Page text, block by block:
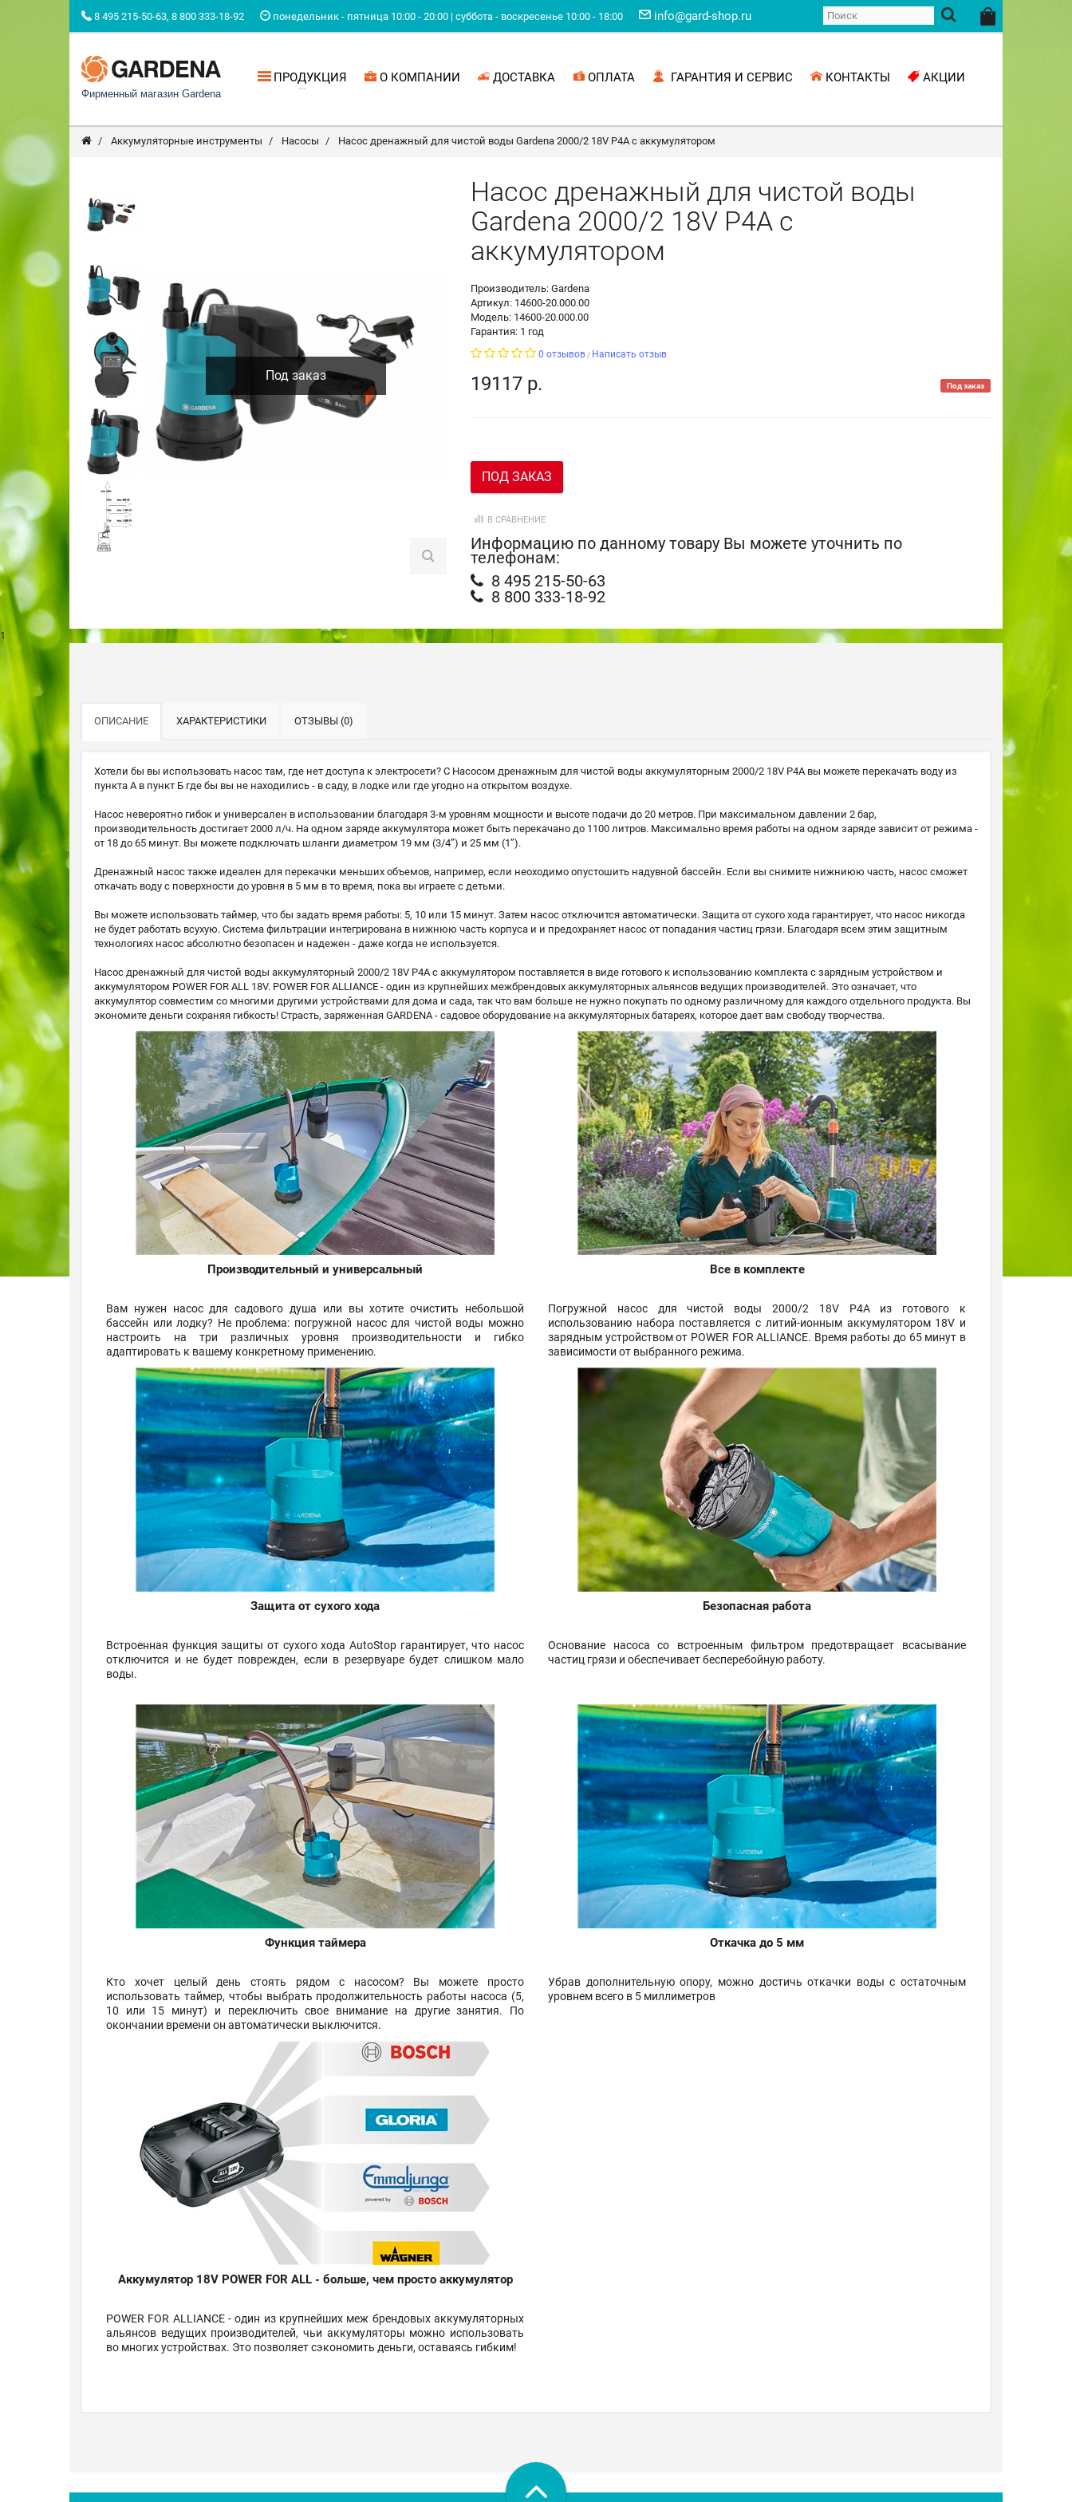
8 495 215-50-63, 8 800 333-18-92 понедельник - пятница 10:00 - 20:00 | суббота - воскресенье 10:00 - 18:00 info@gard-shop.ru
Фирменный магазин Gardena
ПРОДУКЦИЯ О КОМПАНИИ ДОСТАВКА ОПЛАТА ГАРАНТИЯ И СЕРВИС КОНТАКТЫ АКЦИИ
Аккумуляторные инструменты Насосы Насос дренажный для чистой воды Gardena 2000/2 18V P4A с аккумулятором
Под заказ
Насос дренажный для чистой воды
Gardena 2000/2 18V P4A с
аккумулятором
Производитель: Gardena
Артикул: 14600-20.000.00
Модель: 14600-20.000.00
Гарантия: 1 год
0 отзывов/ Написать отзыв
Под заказ
19117 р.
ПОД ЗАКАЗ
В СРАВНЕНИЕ
Информацию по данному товару Вы можете уточнить по
телефонам:
8 495 215-50-63
8 800 333-18-92
1
ОПИСАНИЕ ХАРАКТЕРИСТИКИ ОТЗЫВЫ (0)
Хотели бы вы использовать насос там, где нет доступа к электросети? С Насосом дренажным для чистой воды аккумуляторным 2000/2 18V P4A вы можете перекачать воду из
пункта А в пункт Б где бы вы не находились - в саду, в лодке или где угодно на открытом воздухе.
Насос невероятно гибок и универсален в использовании благодаря 3-м уровням мощности и высоте подачи до 20 метров. При максимальном давлении 2 бар,
производительность достигает 2000 л/ч. На одном заряде аккумулятора может быть перекачано до 1100 литров. Максимально время работы на одном заряде зависит от режима -
от 18 до 65 минут. Вы можете подключать шланги диаметром 19 мм (3/4”) и 25 мм (1”).
Дренажный насос также идеален для перекачки меньших объемов, например, если неоходимо опустошить надувной бассейн. Если вы снимите нижниюю часть, насос сможет
откачать воду с поверхности до уровня в 5 мм в то время, пока вы играете с детьми.
Вы можете использовать таймер, что бы задать время работы: 5, 10 или 15 минут. Затем насос отключится автоматически. Защита от сухого хода гарантирует, что насос никогда
не будет работать всухую. Система фильтрации интегрирована в нижнюю часть корпуса и и предохраняет насос от попадания частиц грязи. Благодаря всем этим защитным
технологиях насос абсолютно безопасен и надежен - даже когда не используется.
Насос дренажный для чистой воды аккумуляторный 2000/2 18V P4A с аккумулятором поставляется в виде готового к использованию комплекта с зарядным устройством и
аккумулятором POWER FOR ALL 18V. POWER FOR ALLIANCE - один из крупнейших межбрендовых аккумуляторных альянсов ведущих производителей. Это означает, что
аккумулятор совместим со многими другими устройствами для дома и сада, так что вам больше не нужно покупать по одному различному для каждого отдельного продукта. Вы
экономите деньги сохраняя гибкость! Страсть, заряженная GARDENA - садовое оборудование на аккумуляторных батареях, которое дает вам свободу творчества.
Производительный и универсальный
Вам нужен насос для садового душа или вы хотите очистить небольшой
бассейн или лодку? Не проблема: погружной насос для чистой воды можно
настроить на три различных уровня производительности и гибко
адаптировать к вашему конкретному применению.
Все в комплекте
Погружной насос для чистой воды 2000/2 18V P4A из готового к
использованию набора поставляется с литий-ионным аккумулятором 18V и
зарядным устройством от POWER FOR ALLIANCE. Время работы до 65 минут в
зависимости от выбранного режима.
Защита от сухого хода
Встроенная функция защиты от сухого хода AutoStop гарантирует, что насос
отключится и не будет поврежден, если в резервуаре будет слишком мало
воды.
Безопасная работа
Основание насоса со встроенным фильтром предотвращает всасывание
частиц грязи и обеспечивает бесперебойную работу.
Функция таймера
Кто хочет целый день стоять рядом с насосом? Вы можете просто
использовать таймер, чтобы выбрать продолжительность работы насоса (5,
10 или 15 минут) и переключить свое внимание на другие занятия. По
окончании времени он автоматически выключится.
Откачка до 5 мм
Убрав дополнительную опору, можно достичь откачки воды с остаточным
уровнем всего в 5 миллиметров
Аккумулятор 18V POWER FOR ALL - больше, чем просто аккумулятор
POWER FOR ALLIANCE - один из крупнейших меж брендовых аккумуляторных
альянсов ведущих производителей, чьи аккумуляторы можно использовать
во многих устройствах. Это позволяет сэкономить деньги, оставаясь гибким!